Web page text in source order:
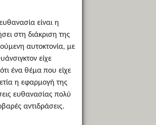
είναι η
στη διάκριση της
αυτοκτονία, με
είχε
ένα θέμα που είχε
η εφαρμογή της
ευθανασίας πολύ
αντιδράσεις.